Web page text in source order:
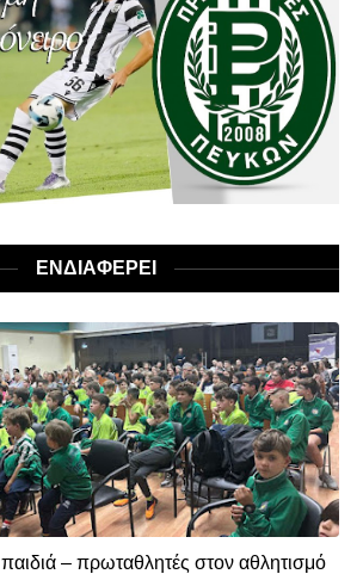
ΕΝΔΙΑΦΕΡΕΙ
– πρωταθλητές στον αθλητισμό